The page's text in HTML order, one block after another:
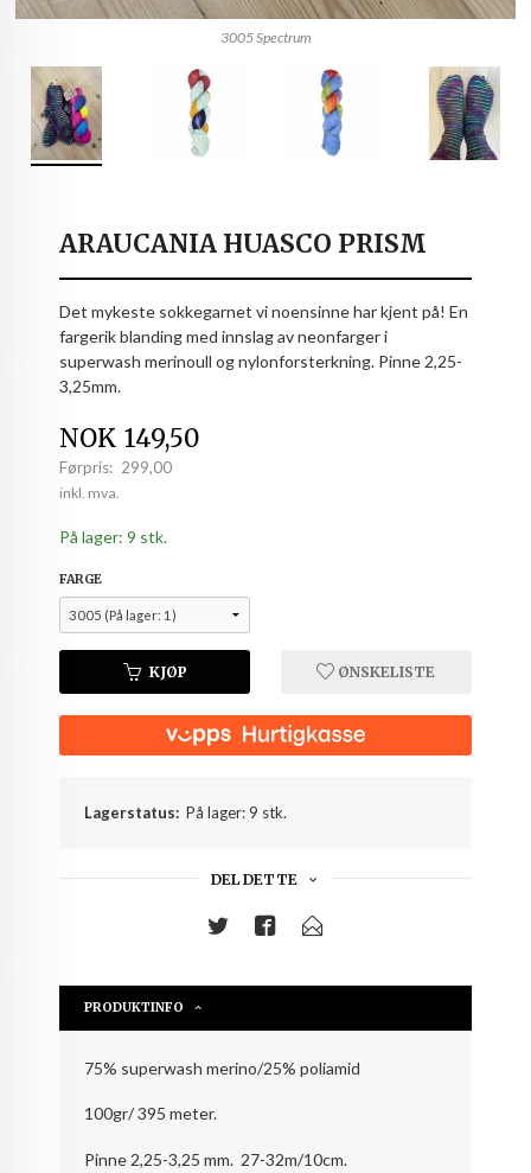
3005 Spectrum
ARAUCANIA HUASCO PRISM
Det mykeste sokkegarnet vi noensinne har kjent på! En
fargerik blanding med innslag av neonfarger i
superwash merinoull og nylonforsterkning. Pinne 2,25-
3,25mm.
Tilbud
NOK 149,50
Førpris: 299,00
Rabatt
inkl. mva.
På lager: 9 stk.
FARGE
KJØP ØNSKELISTE
Lagerstatus: På lager: 9 stk.
DEL DETTE
PRODUKTINFO
75% superwash merino/25% poliamid
100gr/ 395 meter.
Pinne 2,25-3,25 mm. 27-32m/10cm.